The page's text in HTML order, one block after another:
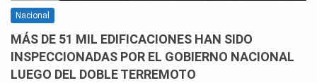
Nacional
MÁS DE 51 MIL EDIFICACIONES HAN SIDO
INSPECCIONADAS POR EL GOBIERNO NACIONAL
LUEGO DEL DOBLE TERREMOTO